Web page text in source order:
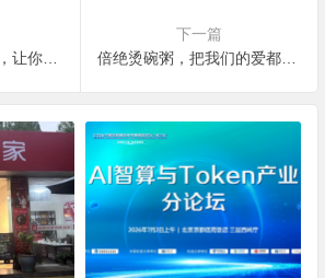
宫廷复古的套装穿搭，让你秋冬玩转时尚妩媚风情！
下一篇
倍绝烫碗粥，把我们的爱都留在夏天